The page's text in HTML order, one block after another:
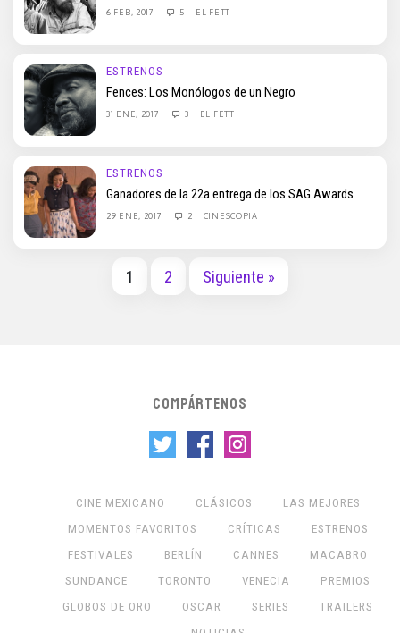
6 FEB, 2017 5 EL FETT
ESTRENOS
Fences: Los Monólogos de un Negro
31 ENE, 2017 3 EL FETT
ESTRENOS
Ganadores de la 22a entrega de los SAG Awards
29 ENE, 2017 2 CINESCOPIA
1 2 Siguiente »
COMPÁRTENOS
CINE MEXICANO CLÁSICOS
LAS MEJORES
MOMENTOS FAVORITOS
CRÍTICAS
ESTRENOS
FESTIVALES
BERLÍN CANNES
MACABRO
SUNDANCE
TORONTO VENECIA
PREMIOS
GLOBOS DE ORO
OSCAR SERIES
TRAILERS